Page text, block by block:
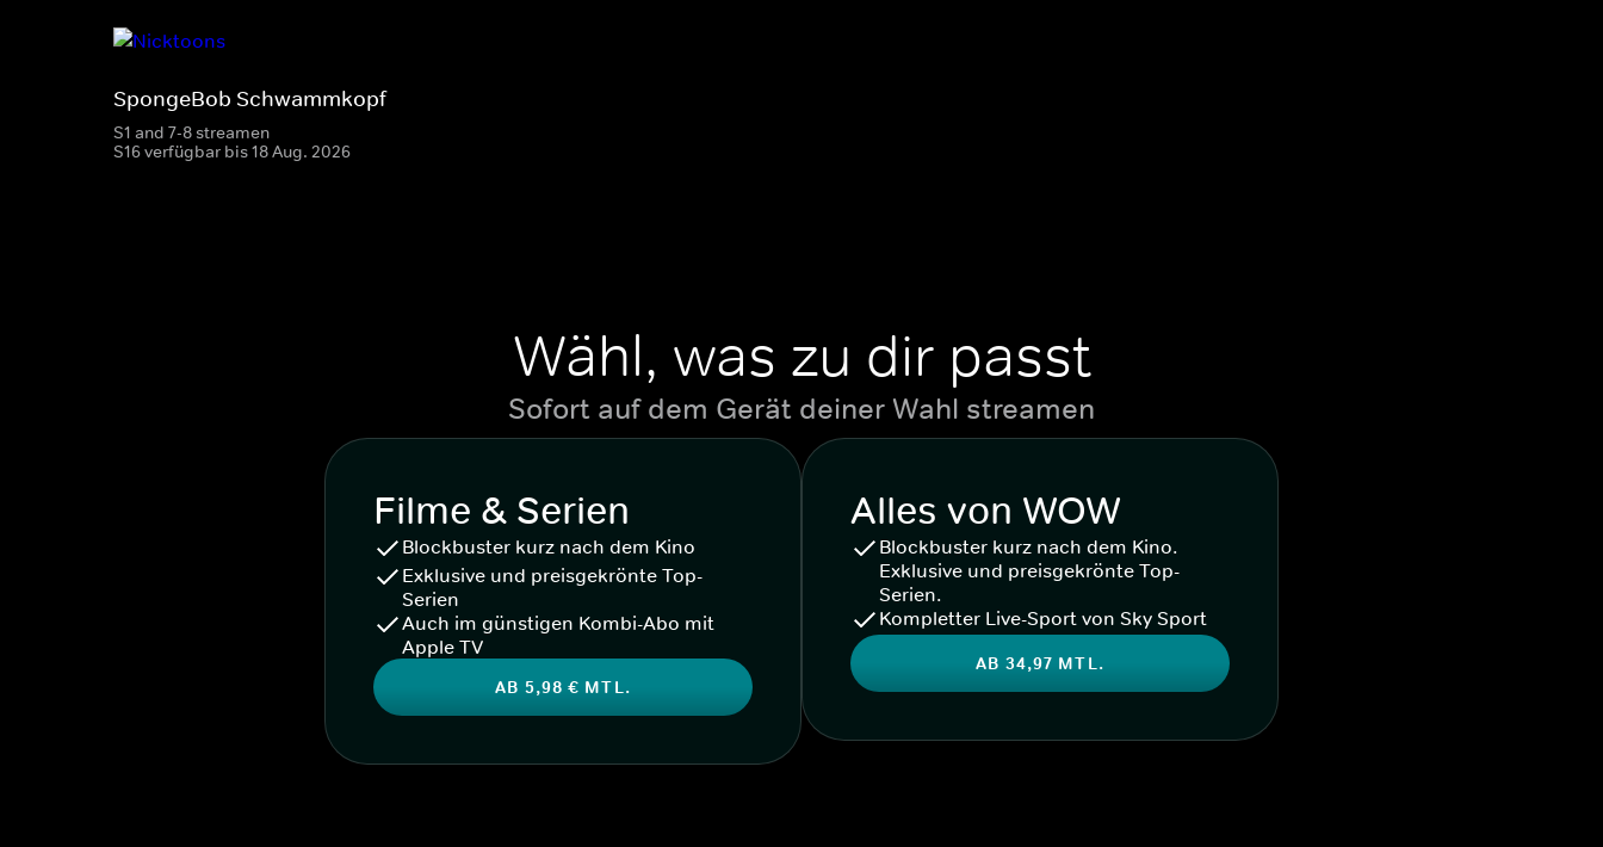
SpongeBob Schwammkopf
S1 and 7-8 streamen
S16 verfügbar bis 18 Aug. 2026
Wähl, was zu dir passt
Sofort auf dem Gerät deiner Wahl streamen
Filme & Serien
Blockbuster kurz nach dem Kino
Exklusive und preisgekrönte Top-
Serien
Auch im günstigen Kombi-Abo mit
Apple TV
AB 5,98 € MTL.
Alles von WOW
Blockbuster kurz nach dem Kino.
Exklusive und preisgekrönte Top-
Serien.
Kompletter Live-Sport von Sky Sport
AB 34,97 MTL.